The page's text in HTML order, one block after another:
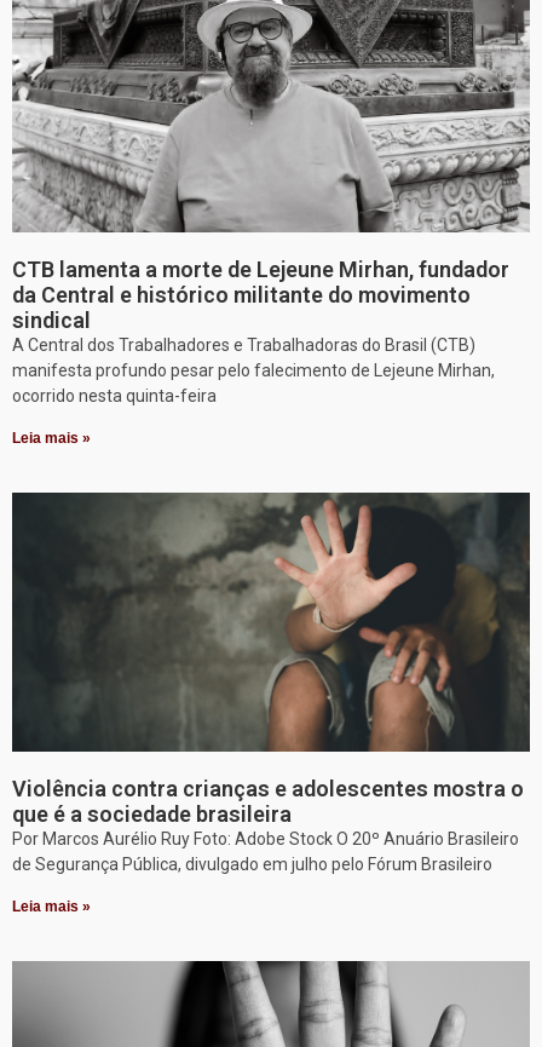
CTB lamenta a morte de Lejeune Mirhan, fundador
da Central e histórico militante do movimento
sindical
A Central dos Trabalhadores e Trabalhadoras do Brasil (CTB)
manifesta profundo pesar pelo falecimento de Lejeune Mirhan,
ocorrido nesta quinta-feira
Leia mais »
Violência contra crianças e adolescentes mostra o
que é a sociedade brasileira
Por Marcos Aurélio Ruy Foto: Adobe Stock O 20º Anuário Brasileiro
de Segurança Pública, divulgado em julho pelo Fórum Brasileiro
Leia mais »